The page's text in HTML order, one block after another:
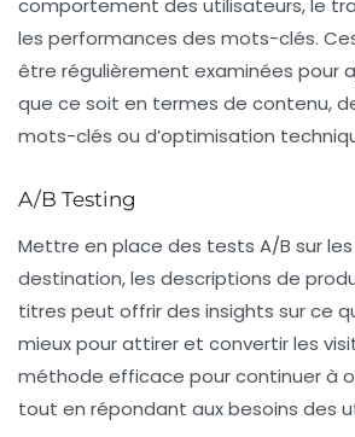
comportement des utilisateurs, le
les performances des mots-clés.
être régulièrement examinées pour
que ce soit en termes de contenu,
mots-clés ou d’optimisation
A/B Testing
Mettre en place des tests A/B sur
destination, les descriptions de
titres peut offrir des insights sur ce
mieux pour attirer et convertir les
méthode efficace pour continuer à
tout en répondant aux besoins des